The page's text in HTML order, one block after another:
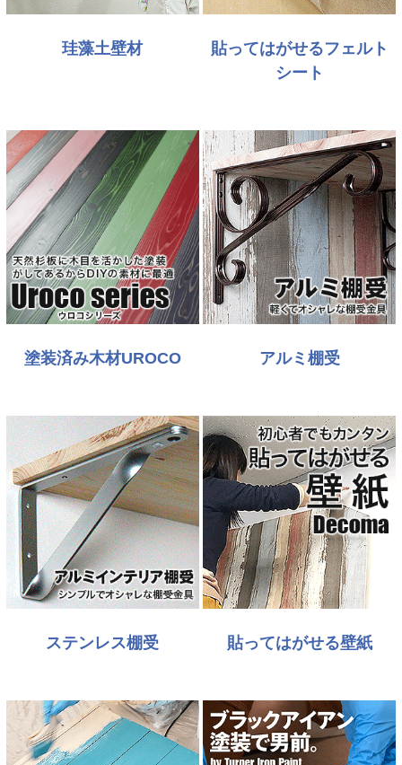
珪藻土壁材
貼ってはがせるフェルト
シート
塗装済み木材UROCO アルミ棚受
ステンレス棚受 貼ってはがせる壁紙